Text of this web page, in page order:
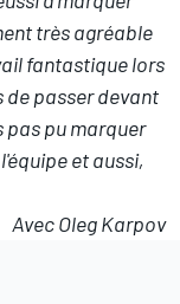
très agréable
fantastique lors
de passer devant
pas pu marquer
et aussi,
Avec Oleg Karpov